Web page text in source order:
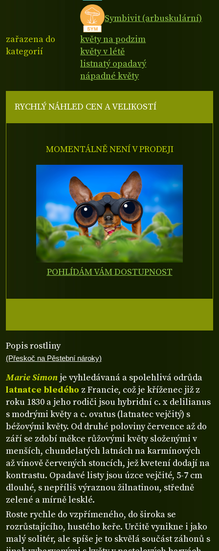
Symbivit (arbuskulární)
zařazena do
kategorií
květy na podzim
květy v létě
listnatý opadavý
nápadné květy
Popis rostliny
(Přeskoč na Pěstební nároky)
Marie Simon je vyhledávaná a spolehlivá odrůda
latnatce bledého z Francie, což je kříženec již z
roku 1830 a jeho rodiči jsou hybridní c. x delilianus
s modrými květy a c. ovatus (latnatec vejčitý) s
béžovými květy. Od druhé poloviny července až do
září se zdobí měkce růžovými květy složenými v
menších, chundelatých latnách na karmínových
až vínově červených stoncích, jež kvetení dodají na
kontrastu. Opadavé listy jsou úzce vejčité, 5-7 cm
dlouhé, s nepříliš výraznou žilnatinou, středně
zelené a mírně lesklé.
Roste rychle do vzpřímeného, do široka se
rozrůstajícího, hustého keře. Určitě vynikne i jako
malý solitér, ale spíše je to skvělá součást záhonů s
RYCHLÝ NÁHLED CEN A VELIKOSTÍ
MOMENTÁLNĚ NENÍ V PRODEJI
POHLÍDÁM VÁM DOSTUPNOST